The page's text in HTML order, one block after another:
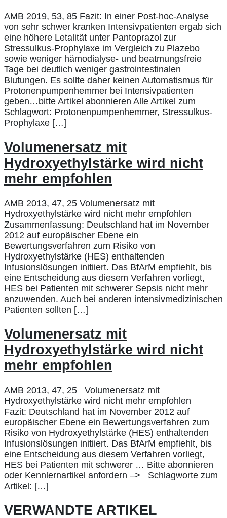
AMB 2019, 53, 85 Fazit: In einer Post-hoc-Analyse
von sehr schwer kranken Intensivpatienten ergab sich
eine höhere Letalität unter Pantoprazol zur
Stressulkus-Prophylaxe im Vergleich zu Plazebo
sowie weniger hämodialyse- und beatmungsfreie
Tage bei deutlich weniger gastrointestinalen
Blutungen. Es sollte daher keinen Automatismus für
Protonenpumpenhemmer bei Intensivpatienten
geben…bitte Artikel abonnieren Alle Artikel zum
Schlagwort: Protonenpumpenhemmer, Stressulkus-
Prophylaxe […]
Volumenersatz mit
Hydroxyethylstärke wird nicht
mehr empfohlen
AMB 2013, 47, 25 Volumenersatz mit
Hydroxyethylstärke wird nicht mehr empfohlen
Zusammenfassung: Deutschland hat im November
2012 auf europäischer Ebene ein
Bewertungsverfahren zum Risiko von
Hydroxyethylstärke (HES) enthaltenden
Infusionslösungen initiiert. Das BfArM empfiehlt, bis
eine Entscheidung aus diesem Verfahren vorliegt,
HES bei Patienten mit schwerer Sepsis nicht mehr
anzuwenden. Auch bei anderen intensivmedizinischen
Patienten sollten […]
Volumenersatz mit
Hydroxyethylstärke wird nicht
mehr empfohlen
AMB 2013, 47, 25 Volumenersatz mit
Hydroxyethylstärke wird nicht mehr empfohlen
Fazit: Deutschland hat im November 2012 auf
europäischer Ebene ein Bewertungsverfahren zum
Risiko von Hydroxyethylstärke (HES) enthaltenden
Infusionslösungen initiiert. Das BfArM empfiehlt, bis
eine Entscheidung aus diesem Verfahren vorliegt,
HES bei Patienten mit schwerer … Bitte abonnieren
oder Kennlernartikel anfordern –> Schlagworte zum
Artikel: […]
VERWANDTE ARTIKEL